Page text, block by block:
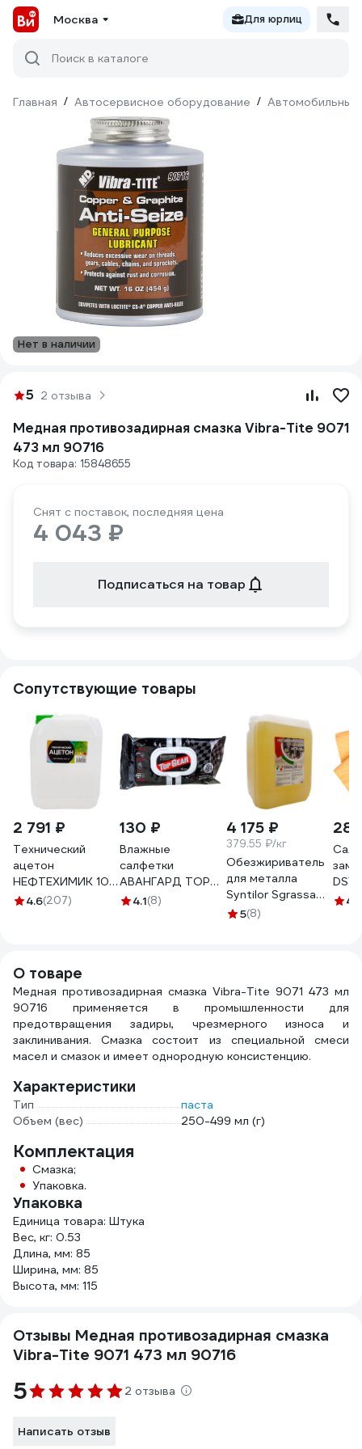
Москва Для юрлиц
Поиск в каталоге
Главная / Автосервисное оборудование / Автомобильные
Нет в наличии
5 2 отзыва
Медная противозадирная смазка Vibra-Tite 9071
473 мл 90716
Код товара: 15848655
Снят с поставок, последняя цена
4 043 ₽
Подписаться на товар
Сопутствующие товары
2 791 ₽
Технический
ацетон
НЕФТЕХИМИК 10л
АТ10000
4.6(207)
130 ₽
Влажные
салфетки
АВАНГАРД TOP
GEAR
4.1(8)
4 175 ₽
379.55 ₽/кг
Обезжириватель
для металла
Syntilor Sgrassa
Metallo 11кг 1229
5(8)
DSV
4.9
О товаре
Медная противозадирная смазка Vibra-Tite 9071 473 мл
90716 применяется в промышленности для
предотвращения задиры, чрезмерного износа и
заклинивания. Смазка состоит из специальной смеси
масел и смазок и имеет однородную консистенцию.
Характеристики
Тип
паста
Объем (вес)
250-499 мл (г)
Комплектация
Смазка;
Упаковка.
Упаковка
Единица товара: Штука
Вес, кг: 0.53
Длина, мм: 85
Ширина, мм: 85
Высота, мм: 115
Отзывы Медная противозадирная смазка
Vibra-Tite 9071 473 мл 90716
5 2 отзыва
Написать отзыв